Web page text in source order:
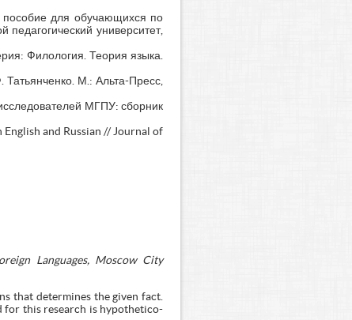
пособие для обучающихся по
университет,
Филология. Теория языка.
М.: Альта-Пресс,
МГПУ: сборник
and Russian // Journal of
Languages, Moscow City
that determines the given fact.
for this research is hypothetico-